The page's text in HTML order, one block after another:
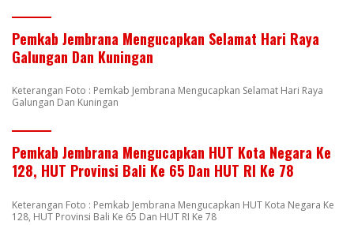
Pemkab Jembrana Mengucapkan Selamat Hari Raya
Galungan Dan Kuningan
Keterangan Foto : Pemkab Jembrana Mengucapkan Selamat Hari Raya
Galungan Dan Kuningan
Pemkab Jembrana Mengucapkan HUT Kota Negara Ke
128, HUT Provinsi Bali Ke 65 Dan HUT RI Ke 78
Keterangan Foto : Pemkab Jembrana Mengucapkan HUT Kota Negara Ke
128, HUT Provinsi Bali Ke 65 Dan HUT RI Ke 78